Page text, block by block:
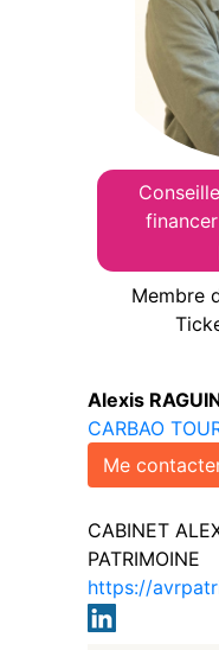
Membre
Alexis
CARBAO
Me
CABINET
PATRIMOINE
https://